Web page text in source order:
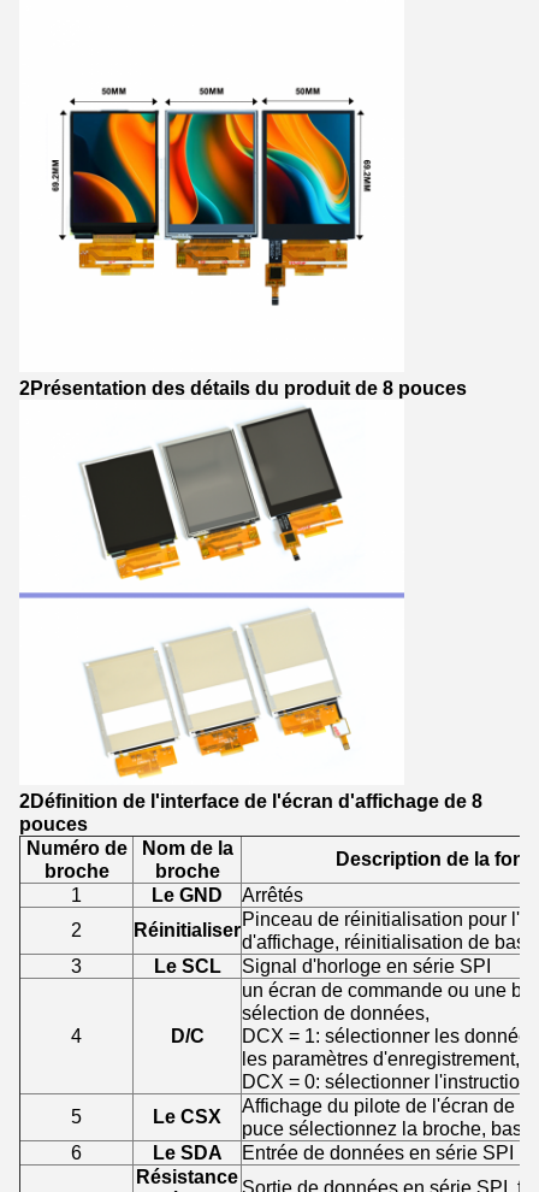
2Présentation des détails du produit de 8 pouces
2Définition de l'interface de l'écran d'affichage de 8
pouces
Numéro de
broche
Nom de la
broche
Description de la
1
Le GND
Arrêtés
2
RéinitialiserPinceau de réinitialisation pour
d'affichage, réinitialisation de bas
3
Le SCL Signal d'horloge en série SPI
4 D/C
un écran de commande ou une
sélection de données,
DCX = 1: sélectionner les
les paramètres d'enregistrement,
DCX = 0: sélectionner l'instruction
5
Le CSX
Affichage du pilote de l'écran de
puce sélectionnez la broche, bas
6
Le SDA Entrée de données en série SPI
Résistance Sortie de données en série SPI,